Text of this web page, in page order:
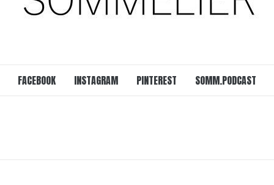
FACEBOOK INSTAGRAM PINTEREST SOMM.PODCAST